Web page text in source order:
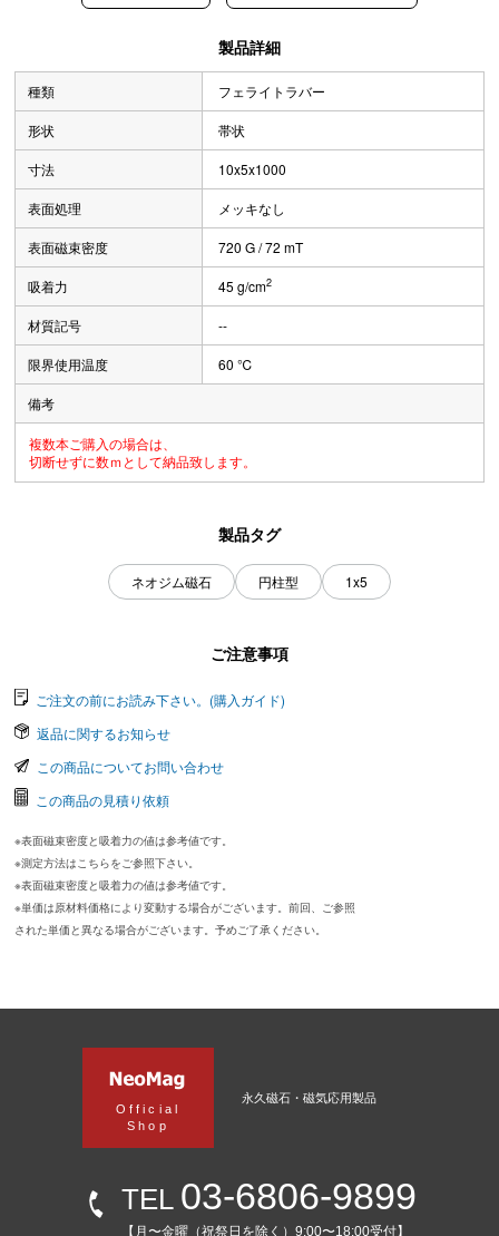
製品詳細
種類 フェライトラバー
形状 帯状
寸法 10x5x1000
表面処理 メッキなし
表面磁束密度 720 G / 72 mT
吸着力 45 g/cm2
材質記号 --
限界使用温度 60 ℃
備考
複数本ご購入の場合は、
切断せずに数ｍとして納品致します。
製品タグ
ネオジム磁石 円柱型 1x5
ご注意事項
ご注文の前にお読み下さい。(購入ガイド)
返品に関するお知らせ
この商品についてお問い合わせ
この商品の見積り依頼
※表面磁束密度と吸着力の値は参考値です。
※測定方法はこちらをご参照下さい。
※表面磁束密度と吸着力の値は参考値です。
※単価は原材料価格により変動する場合がございます。前回、ご参照
された単価と異なる場合がございます。予めご了承ください。
Official
Shop
永久磁石・磁気応用製品
TEL 03-6806-9899
【月〜金曜（祝祭日を除く）9:00〜18:00受付】